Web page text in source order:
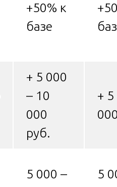
+50% к
базе
+ 5 000
– 10
000
руб.
+
5 000 –
5